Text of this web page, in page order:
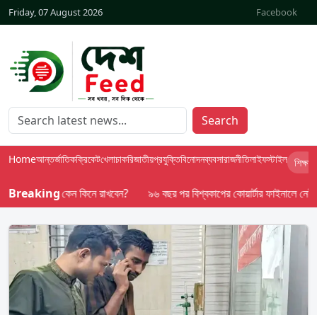
Friday, 07 August 2026 Facebook
Search
Homeআন্তর্জাতিকক্রিকেটখেলাচাকরিজাতীয়প্রযুক্তিবিনোদনব্যবসারাজনীতিলাইফস্টাইল শিক্ষা
Breaking
সোনা কেন কিনে রাখবেন? ৯৬ বছর পর বিশ্বকাপের কোয়ার্টার ফাইনালে নেই